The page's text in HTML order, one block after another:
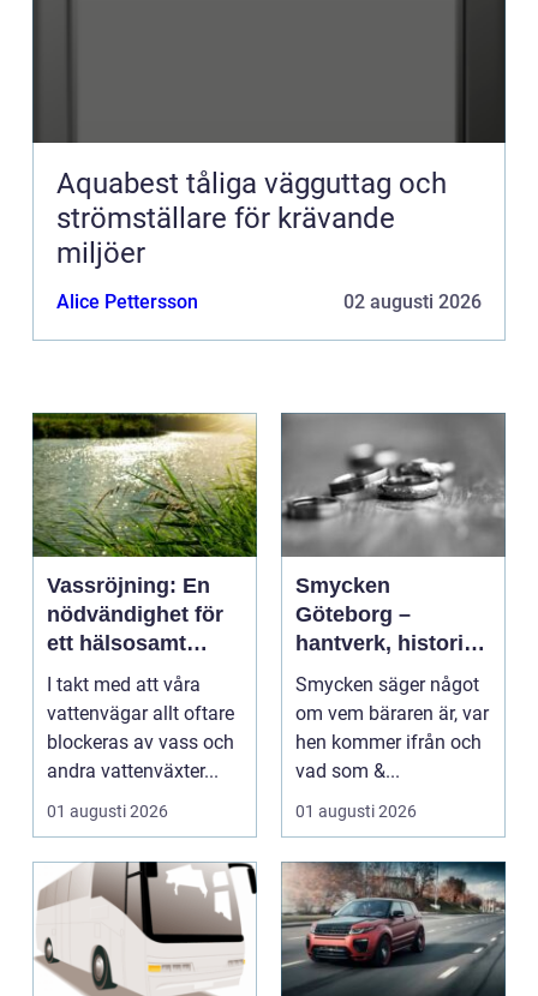
Aquabest tåliga vägguttag och
strömställare för krävande
miljöer
Alice Pettersson 02 augusti 2026
Vassröjning: En
nödvändighet för
ett hälsosamt
vattenlandskap
I takt med att våra
vattenvägar allt oftare
blockeras av vass och
andra vattenväxter...
01 augusti 2026
Smycken
Göteborg –
hantverk, historia
och personligt
uttryck
Smycken säger något
om vem bäraren är, var
hen kommer ifrån och
vad som &...
01 augusti 2026